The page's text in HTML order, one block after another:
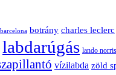
barcelona botrány charles leclerc
labdarúgás lando norris
vízilabda zöld